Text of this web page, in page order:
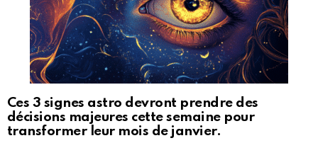
Ces 3 signes astro devront prendre des
décisions majeures cette semaine pour
transformer leur mois de janvier.